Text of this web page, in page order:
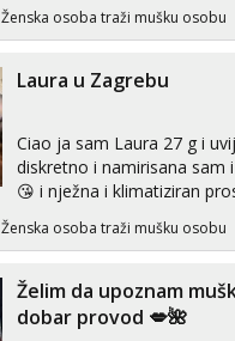
zadovoljiti moje potrebe,ne
volim njezan seks i njezne
tijelu koji me jako
Ženska osoba traži mušku osobu
Laura u Zagrebu
Ciao ja sam Laura 27 g i
diskretno i namirisana sam
😘 i nježna i klimatiziran
Pusenje i gutanje sperme
tijelu Iskljucivo neradim analni !!! I
neljubim se Wha...
Ženska osoba traži mušku osobu
Želim da upoznam
dobar provod 💋🌺